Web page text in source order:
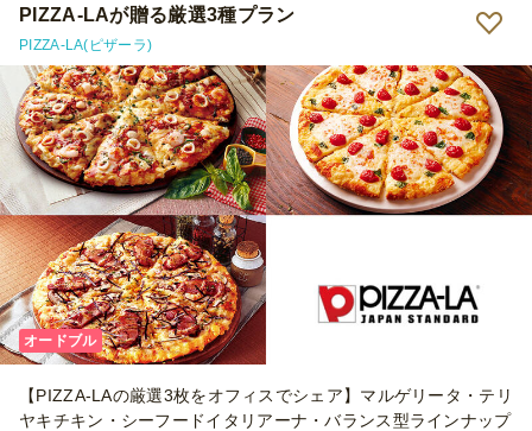
足していた様子でした。また、機会がありましたら、是非、利用させ
PIZZA-LAが贈る厳選3種プラン
PIZZA-LA(ピザーラ)
オードブル
【PIZZA-LAの厳選3枚をオフィスでシェア】マルゲリータ・テリ
ヤキチキン・シーフードイタリアーナ・バランス型ラインナップ